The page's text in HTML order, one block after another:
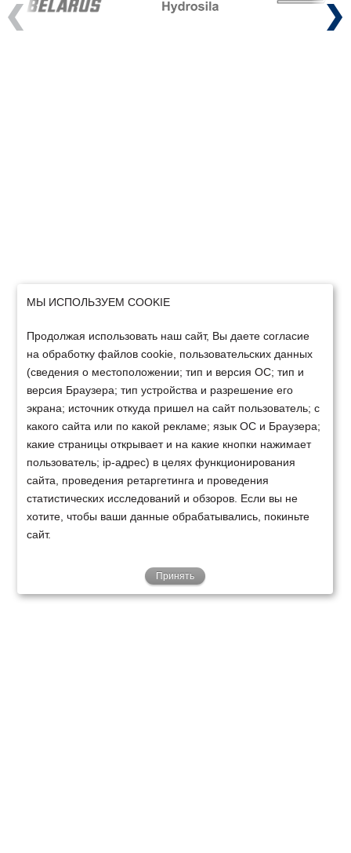
Previous Next
МЫ ИСПОЛЬЗУЕМ COOKIE
Продолжая использовать наш сайт, Вы даете согласие
на обработку файлов cookie, пользовательских данных
(сведения о местоположении; тип и версия ОС; тип и
версия Браузера; тип устройства и разрешение его
экрана; источник откуда пришел на сайт пользователь; с
какого сайта или по какой рекламе; язык ОС и Браузера;
какие страницы открывает и на какие кнопки нажимает
пользователь; ip-адрес) в целях функционирования
сайта, проведения ретаргетинга и проведения
статистических исследований и обзоров. Если вы не
хотите, чтобы ваши данные обрабатывались, покиньте
сайт.
Принять